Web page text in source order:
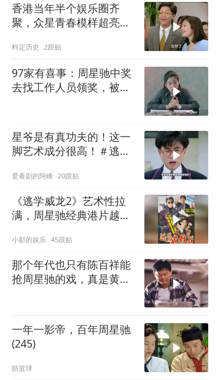
香港当年半个娱乐圈齐
聚，众星青春模样超亮
料定历史 2跟贴
97家有喜事：周星驰中奖
去找工作人员领奖，被误
星爷是有真功夫的！这一
脚艺术成分很高！＃逃学
爱看剧的阿峰 20跟贴
《逃学威龙2》艺术性拉
满，周星驰经典港片越品
小影的娱乐 45跟贴
那个年代也只有陈百祥能
抢周星驰的戏，真是黄金
一年一影帝，百年周星驰
(245)
皓篮球